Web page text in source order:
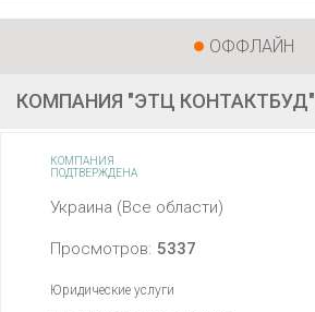
ОФФЛАЙН
КОМПАНИЯ "ЭТЦ КОНТАКТБУД"
КОМПАНИЯ
ПОДТВЕРЖДЕНА
Украина (Все области)
Просмотров: 5337
Юридические услуги